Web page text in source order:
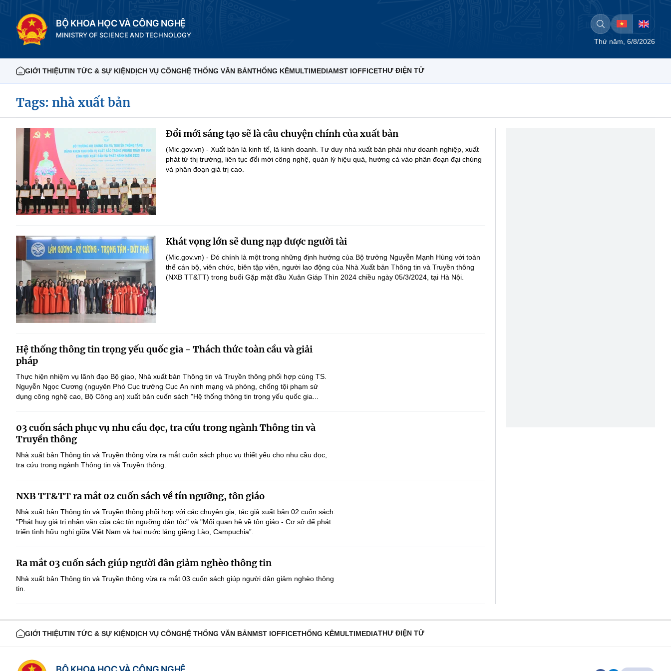
BỘ KHOA HỌC VÀ CÔNG NGHỆ
MINISTRY OF SCIENCE AND TECHNOLOGY
Thứ năm, 6/8/2026
GIỚI THIỆUTIN TỨC & SỰ KIỆNDỊCH VỤ CÔNGHỆ THỐNG VĂN BẢNTHỐNG KÊMULTIMEDIAMST IOFFICETHƯ ĐIỆN TỬ
Tags: nhà xuất bản
Đổi mới sáng tạo sẽ là câu chuyện chính của xuất bản
(Mic.gov.vn) - Xuất bản là kinh tế, là kinh doanh. Tư duy nhà xuất bản phải như doanh nghiệp, xuất
phát từ thị trường, liên tục đổi mới công nghệ, quản lý hiệu quả, hướng cả vào phân đoạn đại chúng
và phân đoạn giá trị cao.
Khát vọng lớn sẽ dung nạp được người tài
(Mic.gov.vn) - Đó chính là một trong những định hướng của Bộ trưởng Nguyễn Mạnh Hùng với toàn
thể cán bộ, viên chức, biên tập viên, người lao động của Nhà Xuất bản Thông tin và Truyền thông
(NXB TT&TT) trong buổi Gặp mặt đầu Xuân Giáp Thìn 2024 chiều ngày 05/3/2024, tại Hà Nội.
Hệ thống thông tin trọng yếu quốc gia - Thách thức toàn cầu và giải
pháp
Thực hiện nhiệm vụ lãnh đạo Bộ giao, Nhà xuất bản Thông tin và Truyền thông phối hợp cùng TS.
Nguyễn Ngọc Cương (nguyên Phó Cục trưởng Cục An ninh mạng và phòng, chống tội phạm sử
dụng công nghệ cao, Bộ Công an) xuất bản cuốn sách "Hệ thống thông tin trọng yếu quốc gia...
03 cuốn sách phục vụ nhu cầu đọc, tra cứu trong ngành Thông tin và
Truyền thông
Nhà xuất bản Thông tin và Truyền thông vừa ra mắt cuốn sách phục vụ thiết yếu cho nhu cầu đọc,
tra cứu trong ngành Thông tin và Truyền thông.
NXB TT&TT ra mắt 02 cuốn sách về tín ngưỡng, tôn giáo
Nhà xuất bản Thông tin và Truyền thông phối hợp với các chuyên gia, tác giả xuất bản 02 cuốn sách:
"Phát huy giá trị nhân văn của các tín ngưỡng dân tộc" và "Mối quan hệ về tôn giáo - Cơ sở để phát
triển tình hữu nghị giữa Việt Nam và hai nước láng giềng Lào, Campuchia”.
Ra mắt 03 cuốn sách giúp người dân giảm nghèo thông tin
Nhà xuất bản Thông tin và Truyền thông vừa ra mắt 03 cuốn sách giúp người dân giảm nghèo thông
tin.
GIỚI THIỆUTIN TỨC & SỰ KIỆNDỊCH VỤ CÔNGHỆ THỐNG VĂN BẢNMST IOFFICETHỐNG KÊMULTIMEDIATHƯ ĐIỆN TỬ